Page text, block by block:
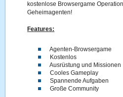
kostenlose Browsergame
Geheimagenten!
Features:
Agenten-Browsergame
Kostenlos
Ausrüstung und Missionen
Cooles Gameplay
Spannende Aufgaben
Große Community